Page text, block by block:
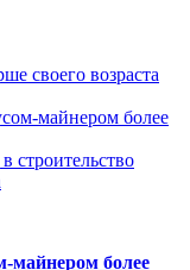
своего возраста
майнером более
строительство
майнером более